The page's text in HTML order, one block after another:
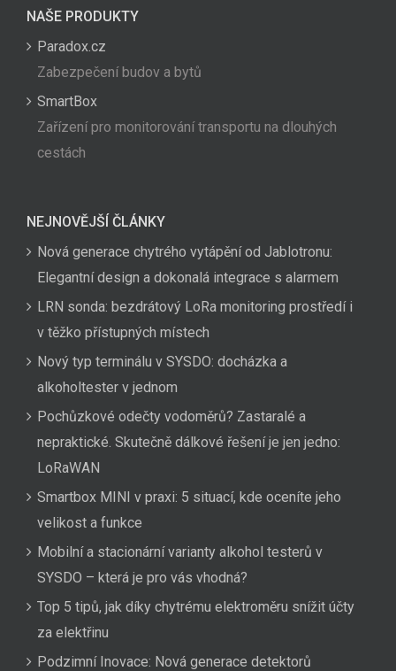
NAŠE PRODUKTY
Paradox.cz
Zabezpečení budov a bytů
SmartBox
Zařízení pro monitorování transportu na dlouhých
cestách
NEJNOVĚJŠÍ ČLÁNKY
Nová generace chytrého vytápění od Jablotronu:
Elegantní design a dokonalá integrace s alarmem
LRN sonda: bezdrátový LoRa monitoring prostředí i
v těžko přístupných místech
Nový typ terminálu v SYSDO: docházka a
alkoholtester v jednom
Pochůzkové odečty vodoměrů? Zastaralé a
nepraktické. Skutečně dálkové řešení je jen jedno:
LoRaWAN
Smartbox MINI v praxi: 5 situací, kde oceníte jeho
velikost a funkce
Mobilní a stacionární varianty alkohol testerů v
SYSDO – která je pro vás vhodná?
Top 5 tipů, jak díky chytrému elektroměru snížit účty
za elektřinu
Podzimní Inovace: Nová generace detektorů